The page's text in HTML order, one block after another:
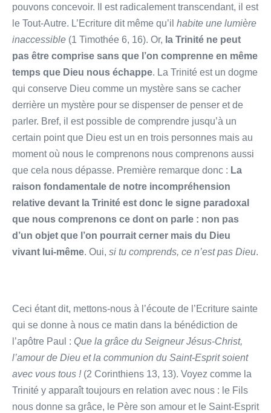
pouvons concevoir. Il est radicalement transcendant, il est
le Tout-Autre. L’Ecriture dit même qu’il habite une lumière
inaccessible (1 Timothée 6, 16). Or, la Trinité ne peut
pas être comprise sans que l’on comprenne en même
temps que Dieu nous échappe. La Trinité est un dogme
qui conserve Dieu comme un mystère sans se cacher
derrière un mystère pour se dispenser de penser et de
parler. Bref, il est possible de comprendre jusqu’à un
certain point que Dieu est un en trois personnes mais au
moment où nous le comprenons nous comprenons aussi
que cela nous dépasse. Première remarque donc : La
raison fondamentale de notre incompréhension
relative devant la Trinité est donc le signe paradoxal
que nous comprenons ce dont on parle : non pas
d’un objet que l’on pourrait cerner mais du Dieu
vivant lui-même. Oui, si tu comprends, ce n’est pas Dieu.
Ceci étant dit, mettons-nous à l’écoute de l’Ecriture sainte
qui se donne à nous ce matin dans la bénédiction de
l’apôtre Paul : Que la grâce du Seigneur Jésus-Christ,
l’amour de Dieu et la communion du Saint-Esprit soient
avec vous tous ! (2 Corinthiens 13, 13). Voyez comme la
Trinité y apparaît toujours en relation avec nous : le Fils
nous donne sa grâce, le Père son amour et le Saint-Esprit